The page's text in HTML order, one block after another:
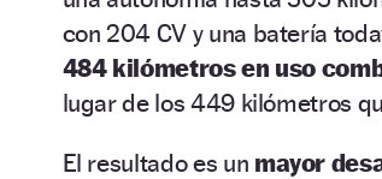
con 204 CV y una batería
484 kilómetros en uso
lugar de los 449 kilómetros
El resultado es un mayor